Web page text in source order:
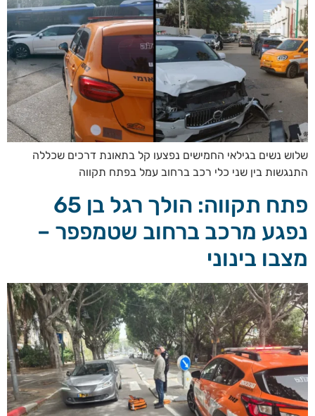
שלוש נשים בגילאי החמישים נפצעו קל בתאונת דרכים שכללה
התנגשות בין שני כלי רכב ברחוב עמל בפתח תקווה
פתח תקווה: הולך רגל בן 65
נפגע מרכב ברחוב שטמפפר –
מצבו בינוני